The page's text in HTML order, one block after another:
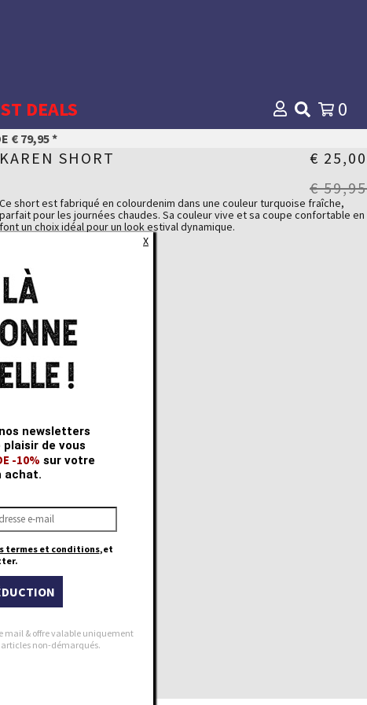
DEALS 0
€ 79,95 *
KAREN SHORT
€ 25,00
€ 59,95
Ce short est fabriqué en colourdenim dans une couleur turquoise fraîche,
parfait pour les journées chaudes. Sa couleur vive et sa coupe confortable en
font un choix idéal pour un look estival dynamique.
ÉPUISÉ
X
newsletters
de vous
-10% sur votre
achat.
termes et conditions,et
mail & offre valable uniquement
non-démarqués.